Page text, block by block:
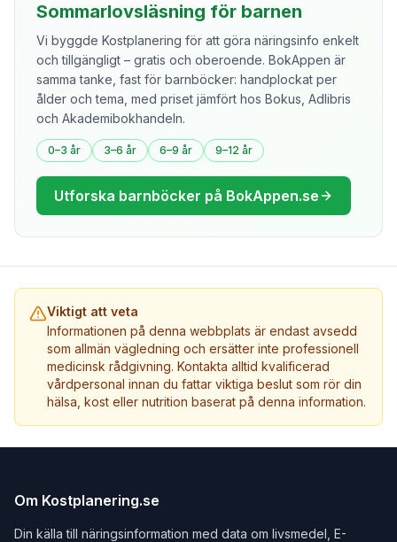
Sommarlovsläsning för barnen
Vi byggde Kostplanering för att göra näringsinfo enkelt
och tillgängligt – gratis och oberoende. BokAppen är
samma tanke, fast för barnböcker: handplockat per
ålder och tema, med priset jämfört hos Bokus, Adlibris
och Akademibokhandeln.
0–3 år 3–6 år 6–9 år 9–12 år
Utforska barnböcker på BokAppen.se
Viktigt att veta
Informationen på denna webbplats är endast avsedd
som allmän vägledning och ersätter inte professionell
medicinsk rådgivning. Kontakta alltid kvalificerad
vårdpersonal innan du fattar viktiga beslut som rör din
hälsa, kost eller nutrition baserat på denna information.
Om Kostplanering.se
Din källa till näringsinformation med data om livsmedel, E-